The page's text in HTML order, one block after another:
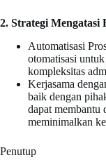
2. Strategi Mengatasi
Automatisasi
otomatisasi
kompleksitas
Kerjasama
baik dengan
dapat membantu
meminimalkan
Penutup